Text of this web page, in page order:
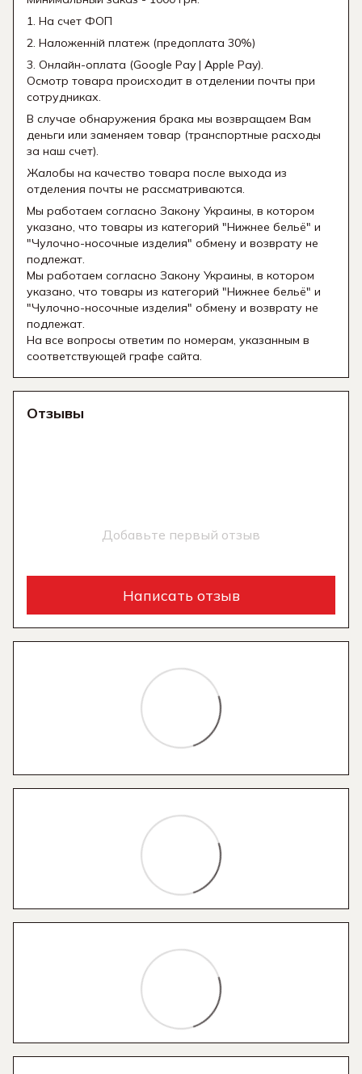
1. На счет ФОП
2. Наложенній платеж (предоплата 30%)
3. Онлайн-оплата (Google Pay | Apple Pay).
Осмотр товара происходит в отделении почты при
сотрудниках.
В случае обнаружения брака мы возвращаем Вам
деньги или заменяем товар (транспортные расходы
за наш счет).
Жалобы на качество товара после выхода из
отделения почты не рассматриваются.
Мы работаем согласно Закону Украины, в котором
указано, что товары из категорий "Нижнее бельё" и
"Чулочно-носочные изделия" обмену и возврату не
подлежат.
Мы работаем согласно Закону Украины, в котором
указано, что товары из категорий "Нижнее бельё" и
"Чулочно-носочные изделия" обмену и возврату не
подлежат.
На все вопросы ответим по номерам, указанным в
соответствующей графе сайта.
Отзывы
Добавьте первый отзыв
Написать отзыв